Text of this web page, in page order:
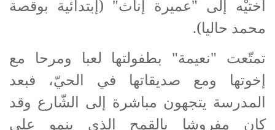
أختيْه إلى "عميرة إناث" (إبتدائية بوقصة
محمد حاليا).
تمتّعت "نعيمة" بطفولتها لعبا ومرحا مع
إخوتها ومع صديقاتها في الحيّ، فبعد
المدرسة يتجهون مباشرة إلى الشّارع وقد
كان مفروشا بالقمح الذي ينمو على